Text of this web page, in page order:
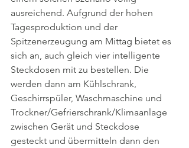
ausreichend. Aufgrund der hohen
Tagesproduktion und der
Spitzenerzeugung am Mittag bietet es
sich an, auch gleich vier intelligente
Steckdosen mit zu bestellen. Die
werden dann am Kühlschrank,
Geschirrspüler, Waschmaschine und
Trockner/Gefrierschrank/Klimaanlage
zwischen Gerät und Steckdose
gesteckt und übermitteln dann den